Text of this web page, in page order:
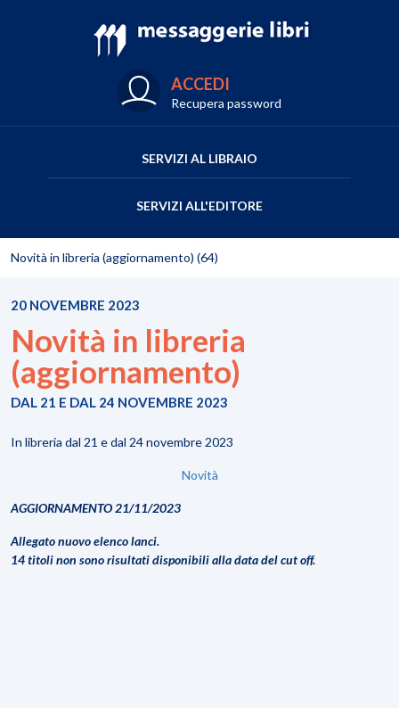
ACCEDI
Recupera password
SERVIZI AL LIBRAIO
SERVIZI ALL'EDITORE
Novità in libreria (aggiornamento) (64)
20 NOVEMBRE 2023
Novità in libreria
(aggiornamento)
DAL 21 E DAL 24 NOVEMBRE 2023
In libreria dal 21 e dal 24 novembre 2023
Novità
AGGIORNAMENTO 21/11/2023
Allegato nuovo elenco lanci.
14 titoli non sono risultati disponibili alla data del cut off.